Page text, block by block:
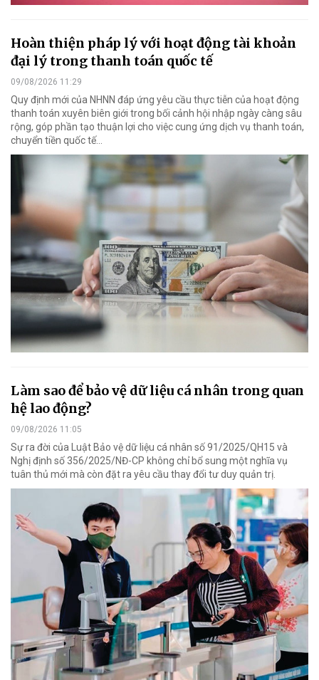
Hoàn thiện pháp lý với hoạt động tài khoản
đại lý trong thanh toán quốc tế
09/08/2026 11:29
Quy định mới của NHNN đáp ứng yêu cầu thực tiễn của hoạt động
thanh toán xuyên biên giới trong bối cảnh hội nhập ngày càng sâu
rộng, góp phần tạo thuận lợi cho việc cung ứng dịch vụ thanh toán,
chuyển tiền quốc tế...
Làm sao để bảo vệ dữ liệu cá nhân trong quan
hệ lao động?
09/08/2026 11:05
Sự ra đời của Luật Bảo vệ dữ liệu cá nhân số 91/2025/QH15 và
Nghị định số 356/2025/NĐ-CP không chỉ bổ sung một nghĩa vụ
tuân thủ mới mà còn đặt ra yêu cầu thay đổi tư duy quản trị.